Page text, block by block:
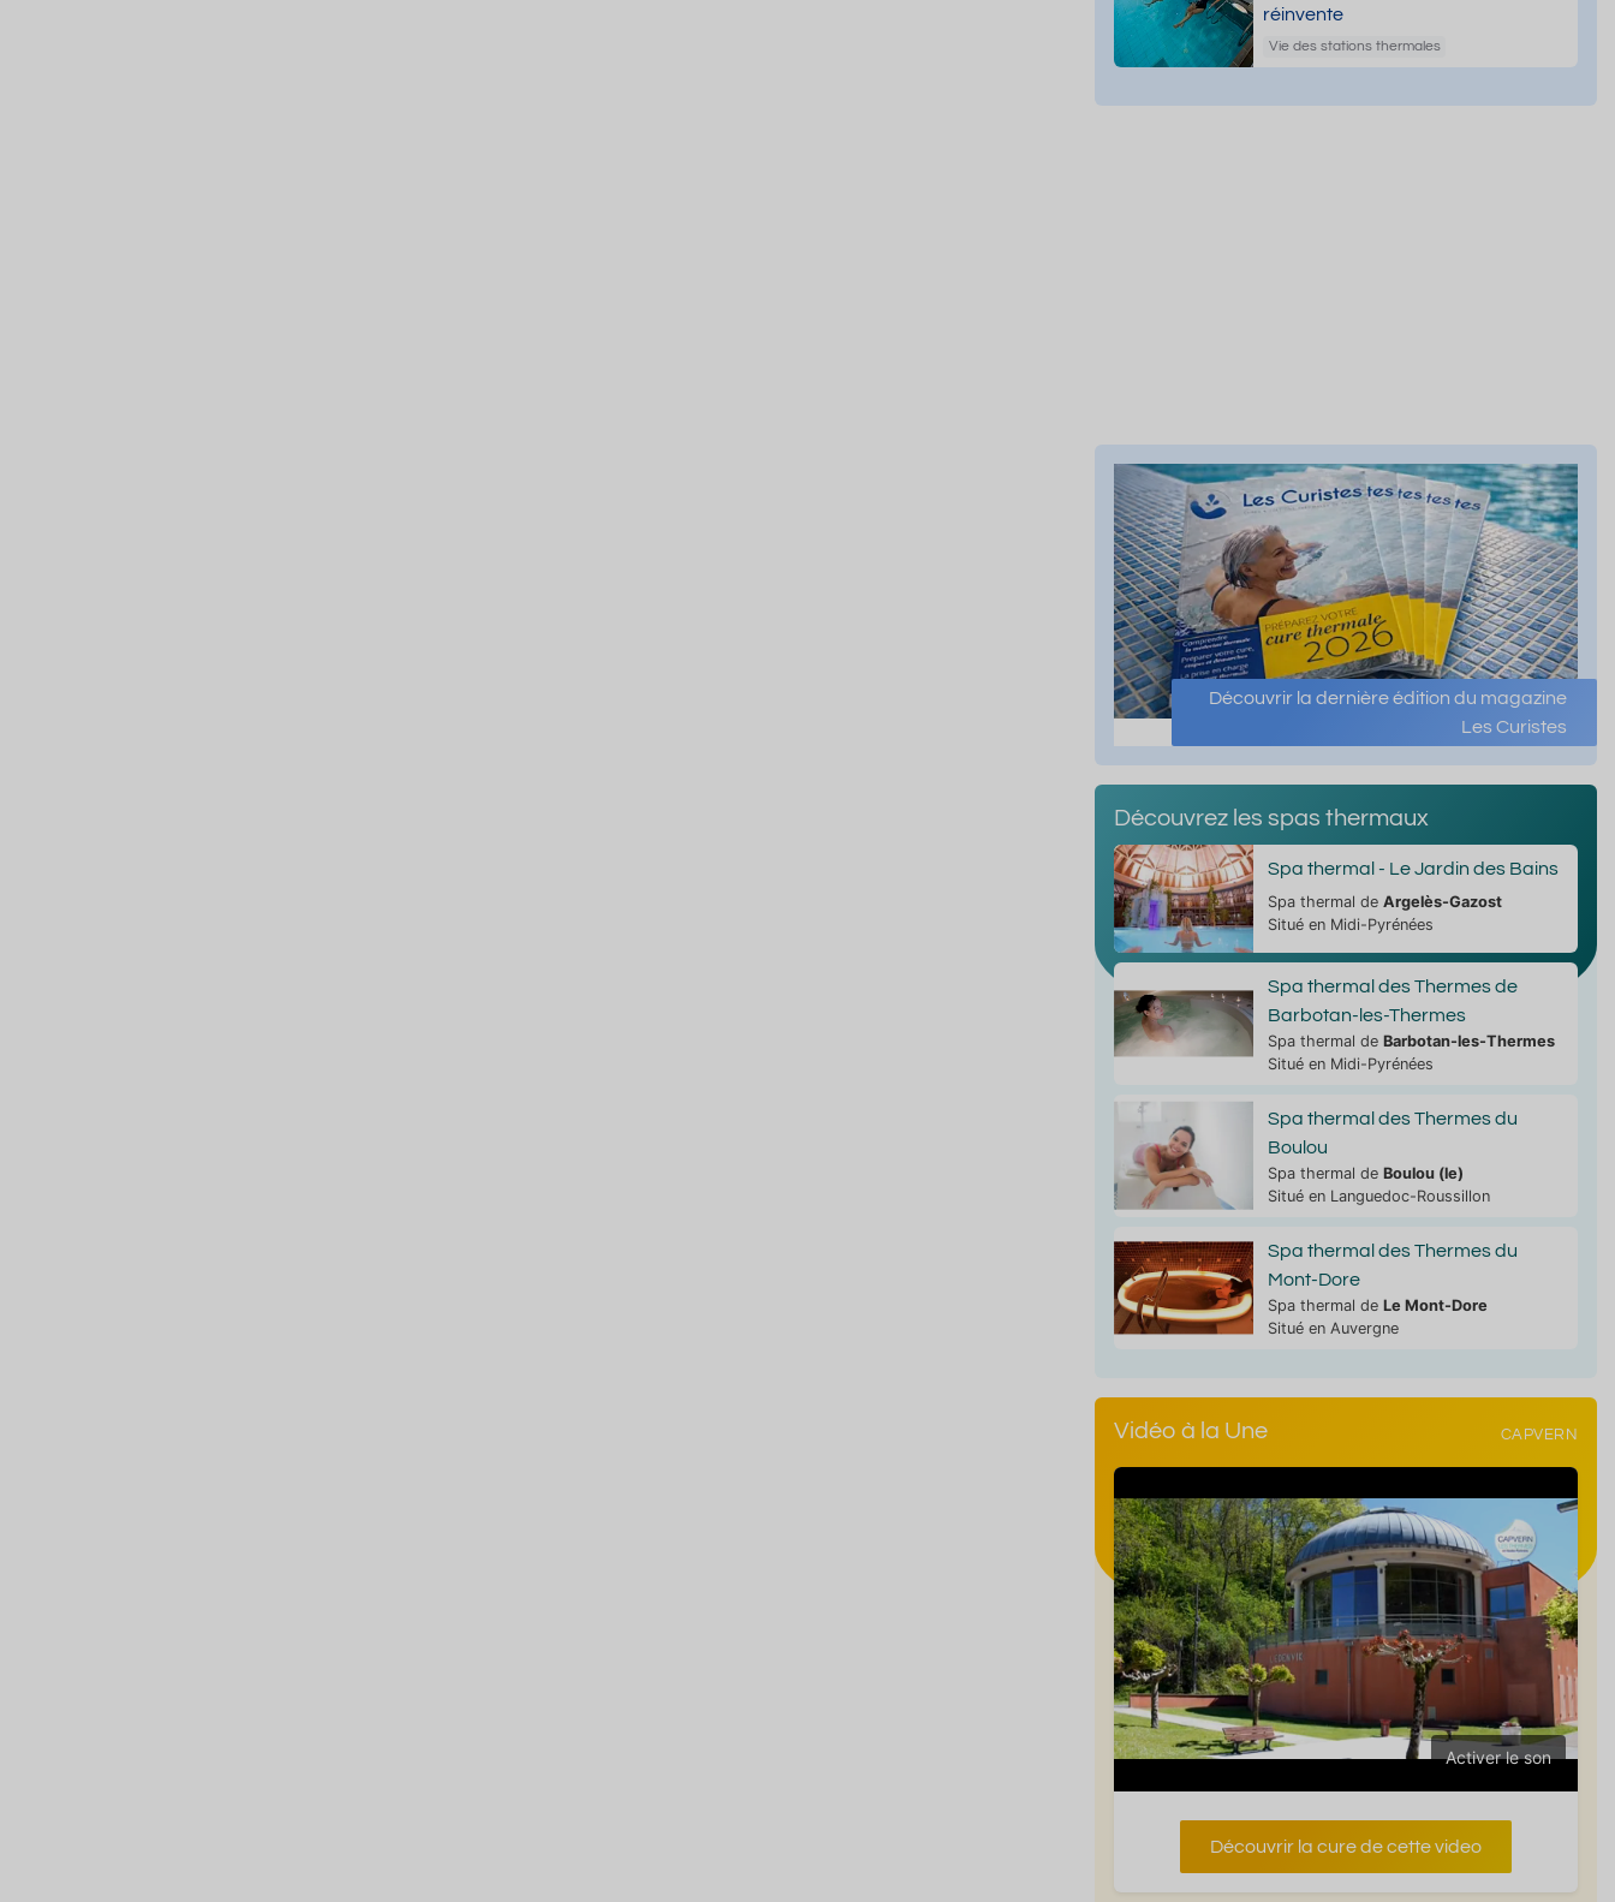
réinvente
Vie des stations thermales
Découvrir la dernière édition du magazine
Les Curistes
Découvrez les spas thermaux
Spa thermal - Le Jardin des Bains
Spa thermal de Argelès-Gazost
Situé en Midi-Pyrénées
Spa thermal des Thermes de
Barbotan-les-Thermes
Spa thermal de Barbotan-les-Thermes
Situé en Midi-Pyrénées
Spa thermal des Thermes du
Boulou
Spa thermal de Boulou (le)
Situé en Languedoc-Roussillon
Spa thermal des Thermes du
Mont-Dore
Spa thermal de Le Mont-Dore
Situé en Auvergne
Vidéo à la Une CAPVERN
Activer le son
Découvrir la cure de cette video